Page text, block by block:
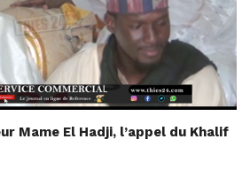
Mame El Hadji, l’appel du Khalif